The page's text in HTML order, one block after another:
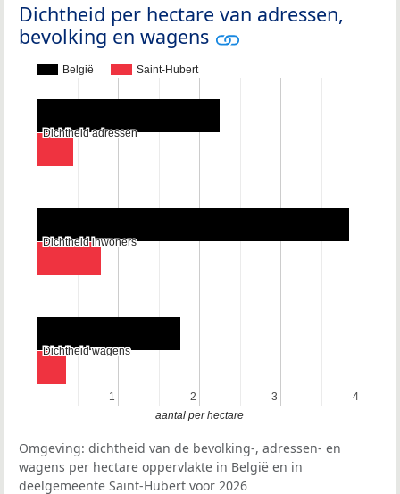
Dichtheid per hectare van adressen,
bevolking en wagens
België Saint-Hubert
1
1 2
2 3
3 4
4
Dichtheid adressen
Dichtheid adressen
Dichtheid inwoners
Dichtheid inwoners
Dichtheid wagens
Dichtheid wagens
aantal per hectare
Omgeving: dichtheid van de bevolking-, adressen- en
wagens per hectare oppervlakte in België en in
deelgemeente Saint-Hubert voor 2026